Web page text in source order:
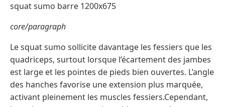
squat sumo barre 1200x675
core/paragraph
Le squat sumo sollicite davantage les fessiers que les
quadriceps, surtout lorsque l’écartement des jambes
est large et les pointes de pieds bien ouvertes. L’angle
des hanches favorise une extension plus marquée,
activant pleinement les muscles fessiers.Cependant,